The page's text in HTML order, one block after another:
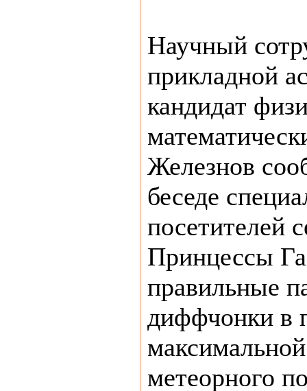
Научный
прикладной
кандидат
Железнов
беседе
посетителей
Принцессы
правильные
диффчонки в
метеорного